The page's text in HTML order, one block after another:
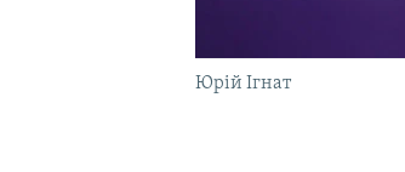
Юрій Ігнат